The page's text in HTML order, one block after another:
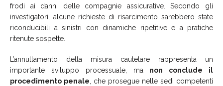
frodi ai danni delle compagnie assicurative. Secondo gli
investigatori, alcune richieste di risarcimento sarebbero state
riconducibili a sinistri con dinamiche ripetitive e a pratiche
ritenute sospette.
L’annullamento della misura cautelare rappresenta un
importante sviluppo processuale, ma non conclude il
procedimento penale , che prosegue nelle sedi competenti